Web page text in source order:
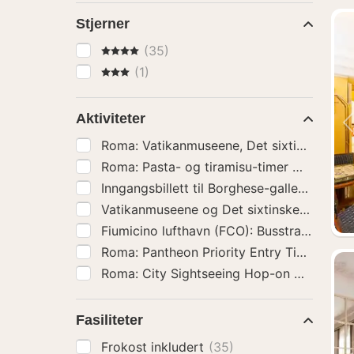
Stjerner
4 Stjerner
(35)
3 Stjerner
(1)
Aktiviteter
Inngangsbillett til Borghese-galleriet
(36)
Fasiliteter
Frokost inkludert (35)